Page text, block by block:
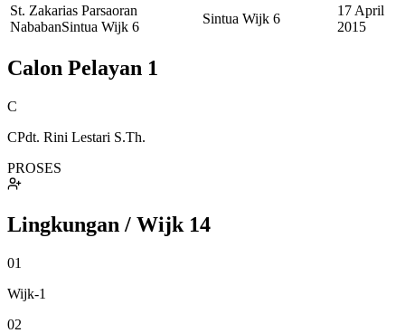
St. Zakarias Parsaoran
NababanSintua Wijk 6
Sintua Wijk 6
17 April
2015
Calon Pelayan 1
C
CPdt. Rini Lestari S.Th.
PROSES
Lingkungan / Wijk 14
01
Wijk-1
02